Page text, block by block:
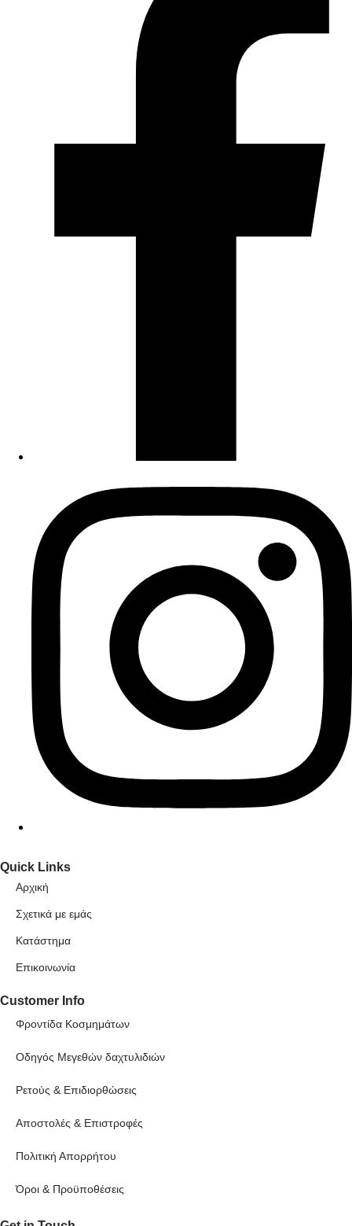
Quick Links
Αρχική
Σχετικά με εμάς
Κατάστημα
Επικοινωνία
Customer Info
Φροντίδα Κοσμημάτων
Οδηγός Μεγεθών δαχτυλιδιών
Ρετούς & Επιδιορθώσεις
Αποστολές & Επιστροφές
Πολιτική Απορρήτου
Όροι & Προϋποθέσεις